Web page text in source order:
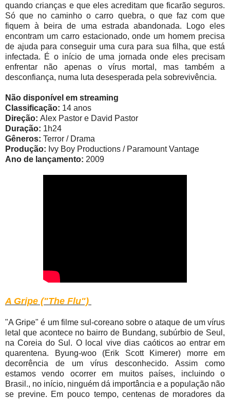
quando crianças e que eles acreditam que ficarão seguros.
Só que no caminho o carro quebra, o que faz com que
fiquem à beira de uma estrada abandonada. Logo eles
encontram um carro estacionado, onde um homem precisa
de ajuda para conseguir uma cura para sua filha, que está
infectada. É o início de uma jornada onde eles precisam
enfrentar não apenas o vírus mortal, mas também a
desconfiança, numa luta desesperada pela sobrevivência.
Não disponível em streaming
Classificação: 14 anos
Direção: Alex Pastor e David Pastor
Duração: 1h24
Gêneros: Terror / Drama
Produção: Ivy Boy Productions / Paramount Vantage
Ano de lançamento: 2009
A Gripe ("The Flu")
"A Gripe" é um filme sul-coreano sobre o ataque de um vírus
letal que acontece no bairro de Bundang, subúrbio de Seul,
na Coreia do Sul. O local vive dias caóticos ao entrar em
quarentena. Byung-woo (Erik Scott Kimerer) morre em
decorrência de um vírus desconhecido. Assim como
estamos vendo ocorrer em muitos países, incluindo o
Brasil., no início, ninguém dá importância e a população não
se previne. Em pouco tempo, centenas de moradores da